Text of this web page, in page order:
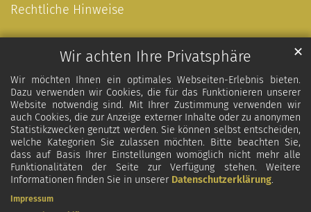
Wir achten Ihre Privatsphäre
Wir möchten Ihnen ein optimales Webseiten-Erlebnis bieten.
Dazu verwenden wir Cookies, die für das Funktionieren unserer
Website notwendig sind. Mit Ihrer Zustimmung verwenden wir
auch Cookies, die zur Anzeige externer Inhalte oder zu anonymen
Statistikzwecken genutzt werden. Sie können selbst entscheiden,
welche Kategorien Sie zulassen möchten. Bitte beachten Sie,
dass auf Basis Ihrer Einstellungen womöglich nicht mehr alle
Funktionalitäten der Seite zur Verfügung stehen. Weitere
Informationen finden Sie in unserer Datenschutzerklärung.
✕
Impressum
Rechtliche Hinweise